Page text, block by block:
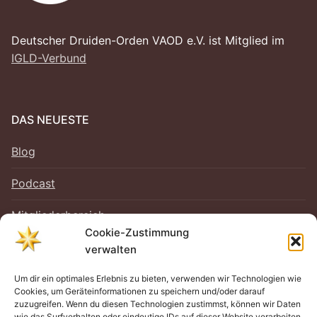
Cookie-Zustimmung
verwalten
Um dir ein optimales Erlebnis zu bieten, verwenden wir Technologien wie
Cookies, um Geräteinformationen zu speichern und/oder darauf
zuzugreifen. Wenn du diesen Technologien zustimmst, können wir Daten
Loge Jade Veritas, Wilhelmshaven
Loge Peredur, Kassel
Deutscher Druiden-Orden VAOD e.V. ist Mitglied im
IGLD-Verbund
DAS NEUESTE
Blog
Podcast
Mitgliederbereich
RECHTLICHES